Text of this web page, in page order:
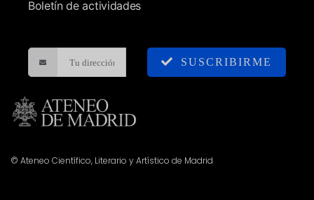
Boletín de actividades
SUSCRIBIRME
© Ateneo Científico, Literario y Artístico de Madrid